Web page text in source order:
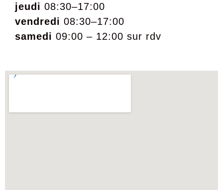
jeudi 08:30–17:00
vendredi 08:30–17:00
samedi 09:00 – 12:00 sur rdv